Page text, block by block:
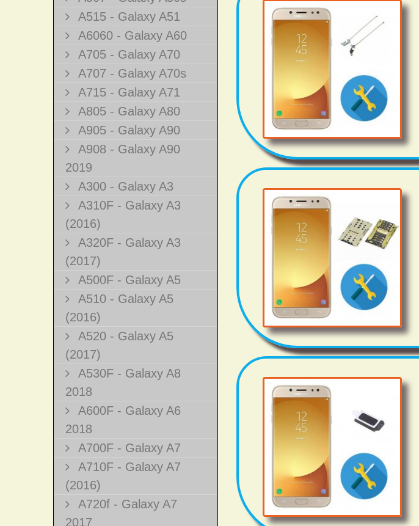
A515 - Galaxy A51
A6060 - Galaxy A60
A705 - Galaxy A70
A707 - Galaxy A70s
A715 - Galaxy A71
A805 - Galaxy A80
A905 - Galaxy A90
A908 - Galaxy A90
2019
A300 - Galaxy A3
A310F - Galaxy A3
(2016)
A320F - Galaxy A3
(2017)
A500F - Galaxy A5
A510 - Galaxy A5
(2016)
A520 - Galaxy A5
(2017)
A530F - Galaxy A8
2018
A600F - Galaxy A6
2018
A700F - Galaxy A7
A710F - Galaxy A7
(2016)
A720f - Galaxy A7
2017